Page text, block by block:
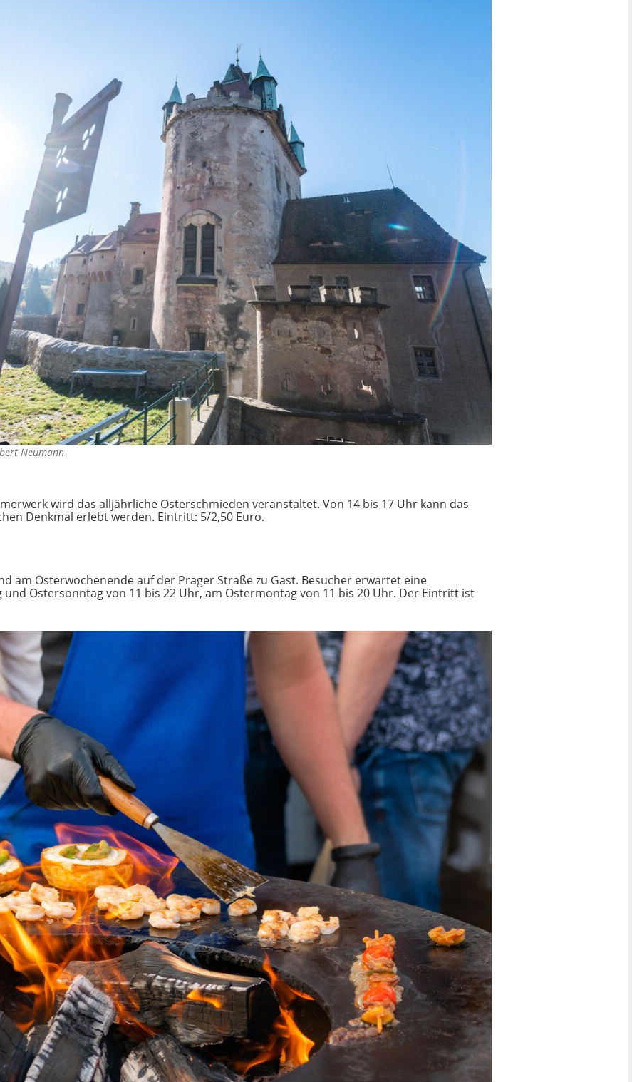
Neumann
wird das alljährliche Osterschmieden veranstaltet. Von 14 bis 17 Uhr kann das
Denkmal erlebt werden. Eintritt: 5/2,50 Euro.
am Osterwochenende auf der Prager Straße zu Gast. Besucher erwartet eine
Ostersonntag von 11 bis 22 Uhr, am Ostermontag von 11 bis 20 Uhr. Der Eintritt ist